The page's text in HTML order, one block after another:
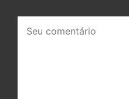
comentário: